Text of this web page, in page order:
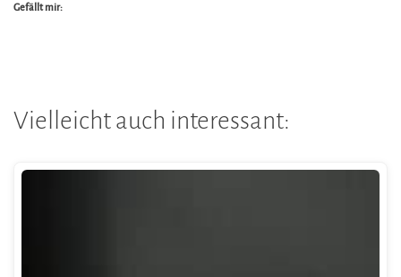
Gefällt mir:
Vielleicht auch interessant: